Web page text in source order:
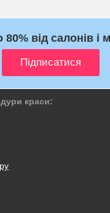
від салонів і
краси: